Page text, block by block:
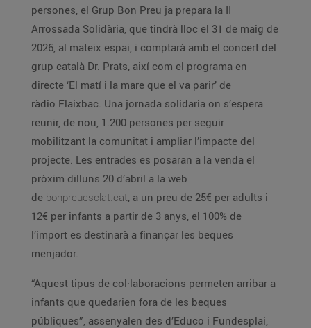
persones, el Grup Bon Preu ja prepara la II
Arrossada Solidària, que tindrà lloc el 31 de maig de
2026, al mateix espai, i comptarà amb el concert del
grup català Dr. Prats, així com el programa en
directe ‘El matí i la mare que el va parir’ de
ràdio Flaixbac. Una jornada solidaria on s’espera
reunir, de nou, 1.200 persones per seguir
mobilitzant la comunitat i ampliar l’impacte del
projecte. Les entrades es posaran a la venda el
pròxim dilluns 20 d’abril a la web
de bonpreuesclat.cat, a un preu de 25€ per adults i
12€ per infants a partir de 3 anys, el 100% de
l’import es destinarà a finançar les beques
menjador.
“Aquest tipus de col·laboracions permeten arribar a
infants que quedarien fora de les beques
públiques”, assenyalen des d’Educo i Fundesplai,